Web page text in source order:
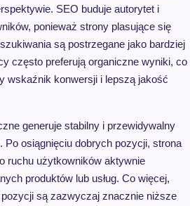
SEO buduje autorytet i
ponieważ strony plasujące się
są postrzegane jako bardziej
często preferują organiczne wyniki, co
wskaźnik konwersji i lepszą jakość
generuje stabilny i przewidywalny
Po osiągnięciu dobrych pozycji, strona
ruchu użytkowników aktywnie
produktów lub usług. Co więcej,
są zazwyczaj znacznie niższe